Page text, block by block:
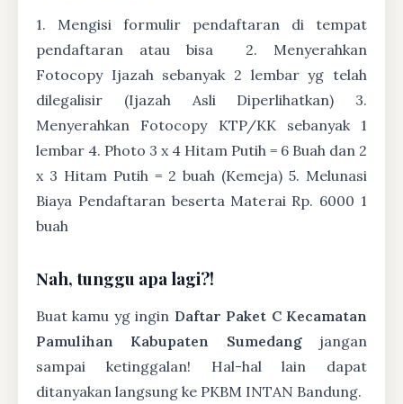
1. Mengisi formulir pendaftaran di tempat
pendaftaran atau bisa
2. Menyerahkan
Fotocopy Ijazah sebanyak 2 lembar yg telah
dilegalisir (Ijazah Asli Diperlihatkan) 3.
Menyerahkan Fotocopy KTP/KK sebanyak 1
lembar 4. Photo 3 x 4 Hitam Putih = 6 Buah dan 2
x 3 Hitam Putih = 2 buah (Kemeja) 5. Melunasi
Biaya Pendaftaran beserta Materai Rp. 6000 1
buah
Nah, tunggu apa lagi?!
Buat kamu yg ingin Daftar Paket C Kecamatan
Pamulihan Kabupaten Sumedangjangan
sampai ketinggalan! Hal-hal lain dapat
ditanyakan langsung ke PKBM INTAN Bandung.